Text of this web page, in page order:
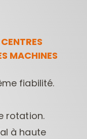
MACHINES
fiabilité.
rotation.
à haute